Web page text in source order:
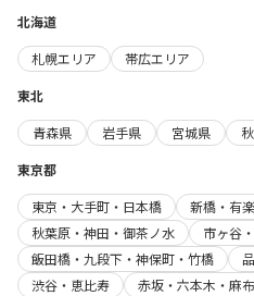
北海道
札幌エリア
帯広エリア
東北
青森県
岩手県 宮城県
東京都
東京・大手町・日本橋
新橋・有
秋葉原・神田・御茶ノ水
市ヶ谷
飯田橋・九段下・神保町・竹橋
渋谷・恵比寿
赤坂・六本木・麻布